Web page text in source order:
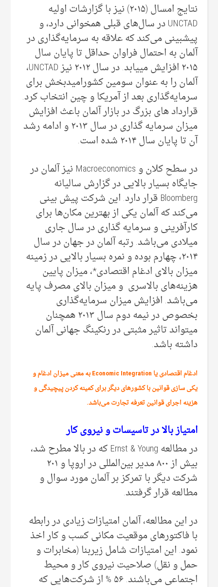
نتایج امسال (۲۰۱۵) نیز با گزارشات اولیه
UNCTAD در سال‌های قبلی‌ همخوانی دارد، و
پیشبینی‌ می‌‌کند که علاقه به سرمایه‌گذاری در
آلمان به احتمال فراوان حداقل تا پایان سال
۲۰۱۵ افزایش مییابد. در سال ۲۰۱۲ نیز UNCTAD،
آلمان را به عنوان سومین کشورامیدبخش برای
سرمایه‌گذاری بعد از آمریکا و چین انتخاب کرد.
قرارداد های بزرگ در بازار آلمان باعث افزایش
میزان سرمایه گذاری در سال ۲۰۱۳ و ادامه رشد
آن تا پایان سال ۲۰۱۴ شده است.
در سطح کلان و Macroeconomics نیز آلمان در
جایگاه بسیار بالایی‌ در گزارش سالیانه
Bloomberg قرار دارد. این شرکت پیش بینی‌
می‌‌کند که آلمان یکی‌ از بهترین مکان‌ها برای
کارآفرینی و سرمایه گذاری در سال جاری
میلادی می‌‌باشد. رتبه آلمان در جهان در سال
۲۰۱۴، چهارم بوده و نمره بسیار بالایی‌ در زمینه
میزان بالای ادغام اقتصادی*، میزان پایین
هزینه‌های بالاسری و میزان بالای مصرف پایه
می‌‌باشد. افزایش میزان سرمایه‌گذاری
بخصوص در نیمه دوم سال ۲۰۱۳ همچنان
میتواند تاثیر مثبتی در رنکینگ جهانی‌ آلمان
داشته باشد.
ادغام اقتصادی یا Economic Integration به معنی‌ میزان ادغام و
یکی‌ سازی قوانین با کشور‌های دیگر برای کمینه کردن پیچیدگی‌‌ و
هزینه‌ اجرای قوانین تعرفه تجارت می‌‌باشد.
امتیاز بالا در تاسیسات و نیروی کار
در مطالعه Ernst & Young که در بالا مطرح شد،
بیش از ۸۰۰ مدیر بین‌المللی در اروپا و ۲۰۱
شرکت دیگر با تمرکز بر آلمان مورد سوال و
مطالعه قرار گرفتند.
در این مطالعه، آلمان امتیازات زیادی در رابطه
با فاکتورهای موقعیت مکانی کسب و کار اخذ
نمود. این امتیازات شامل زیربنا (مخابرات و
حمل و نقل) صلاحیت نیروی کار و محیط
اجتماعی می‌‌باشند. ۵۶ % از شرکت‌هایی‌ که